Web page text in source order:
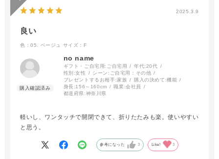
2025.3.9
良い
色：05. ベージュ サイズ：F
no name
ギフト・ご自宅用: ご自宅用 年代:20代
性別:女性 シーン: ご自宅用：その他
プレゼントするお相手:家族 購入の決めて:機能
身長:156～160cm 職業:会社員
都道府県:神奈川県
軽いし、ワンタッチで開閉できて、折りたたみも楽。使いやすい
と思う。
参考になった 3 Like! 3